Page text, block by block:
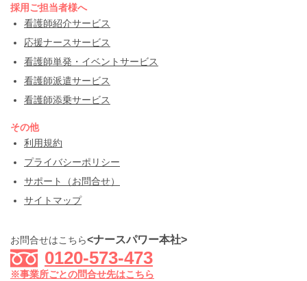
採用ご担当者様へ
看護師紹介サービス
応援ナースサービス
看護師単発・イベントサービス
看護師派遣サービス
看護師添乗サービス
その他
利用規約
プライバシーポリシー
サポート（お問合せ）
サイトマップ
お問合せはこちら<ナースパワー本社>
0120-573-473
※事業所ごとの問合せ先はこちら